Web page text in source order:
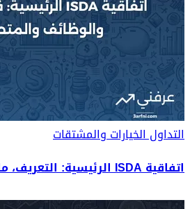
التداولالخيارات والمشتقات
اتفاقية ISDA الرئيسية: التعريف، ما تقوم به، والمتطلبات